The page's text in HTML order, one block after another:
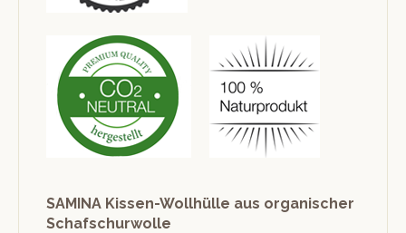
SAMINA Kissen-Wollhülle aus organischer
Schafschurwolle